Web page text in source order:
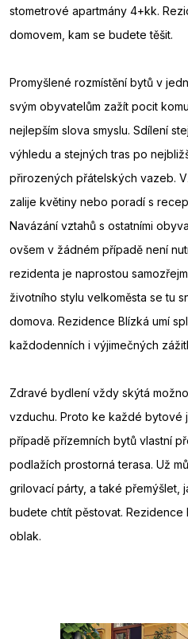
stometrové apartmány 4+kk.
domovem, kam se budete těšit.
Promyšlené rozmístění bytů v
svým obyvatelům zažít pocit
nejlepším slova smyslu. Sdílení
výhledu a stejných tras po
přirozených přátelských vazeb.
zalije květiny nebo poradí s
Navázání vztahů s ostatními
ovšem v žádném případě není
rezidenta je naprostou
životního stylu velkoměsta se tu
domova. Rezidence Blízká umí
každodenních i výjimečných
Zdravé bydlení vždy skýtá
vzduchu. Proto ke každé bytové
případě přízemních bytů vlastní
podlažích prostorná terasa. Už
grilovací párty, a také přemýšlet,
budete chtít pěstovat.
oblak.